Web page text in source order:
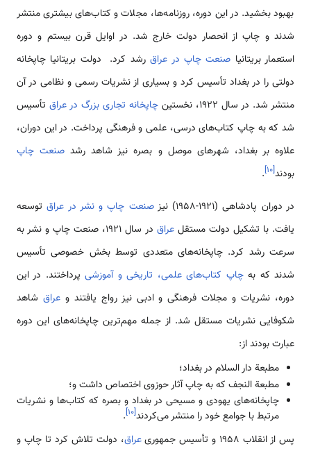
بهبود بخشید. در این دوره، روزنامه‌ها، مجلات و کتاب‌های بیشتری منتشر
شدند و چاپ از انحصار دولت خارج شد. در اوایل قرن بیستم و دوره
استعمار بریتانیا صنعت چاپ در عراقرشد کرد. دولت بریتانیا چاپخانه
دولتی را در بغداد تأسیس کرد و بسیاری از نشریات رسمی و نظامی در آن
منتشر شد. در سال ۱۹۲۲، نخستین
چاپخانه تجاری بزرگ در عراق تأسیس
شد که به چاپ کتاب‌های درسی، علمی و فرهنگی پرداخت. در این دوران،
علاوه بر بغداد، شهرهای موصل و بصره نیز شاهد رشد صنعت چاپ
بودند[۱۰]
.
در دوران پادشاهی (۱۹۲۱-۱۹۵۸) نیز صنعت چاپ و نشر در عراقتوسعه
یافت. با تشکیل دولت مستقلعراق
در سال ۱۹۲۱، صنعت چاپ و نشر به
سرعت رشد کرد. چاپخانه‌های متعددی توسط بخش خصوصی تأسیس
شدند که بهچاپ کتاب‌های علمی، تاریخی و آموزشیپرداختند. در این
دوره، نشریات و مجلات فرهنگی و ادبی نیز رواج یافتند وعراق شاهد
شکوفایی نشریات مستقل شد. از جمله مهم‌ترین چاپخانه‌های این دوره
عبارت بودند از:
مطبعة دار السلام در بغداد؛
مطبعة النجف که به چاپ آثار حوزوی اختصاص داشت و؛
چاپخانه‌های یهودی و مسیحی در بغداد و بصره که کتاب‌ها و نشریات
مرتبط با جوامع خود را منتشر می‌کردند[۱۰]
.
پس از انقلاب ۱۹۵۸ و تأسیس جمهوری
عراق، دولت تلاش کرد تا چاپ و